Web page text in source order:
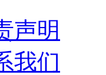
声明
我们